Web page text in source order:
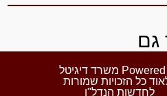
גם
Powered by משרד דיגיטל
כל הזכויות שמורות
לחדשות הנדל"ן